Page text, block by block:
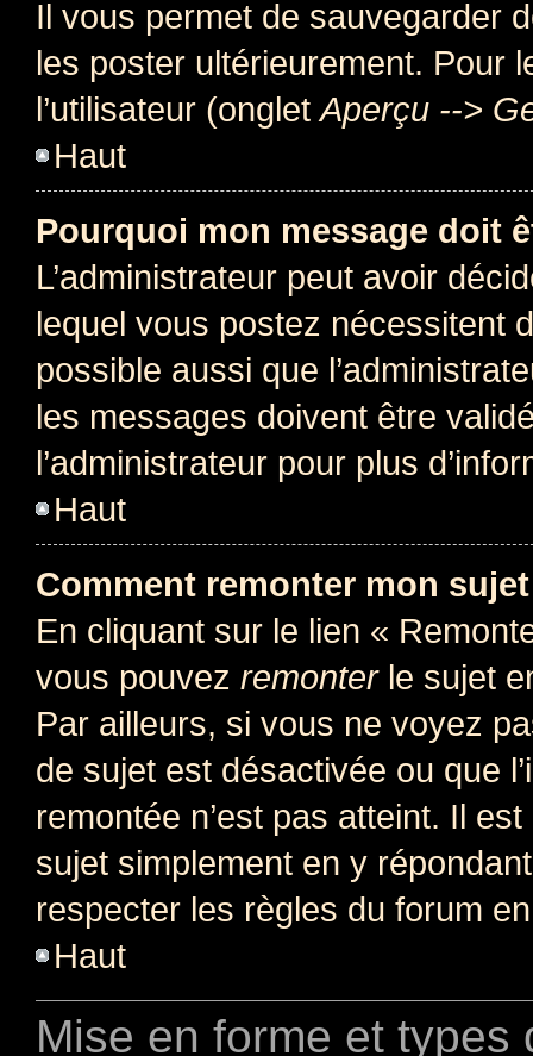
Il vous permet de sauvegarder
les poster ultérieurement. Pour
l’utilisateur (onglet Aperçu -->
Haut
Pourquoi mon message doit
L’administrateur peut avoir
lequel vous postez nécessitent
possible aussi que
les messages doivent être
l’administrateur pour plus
Haut
Comment remonter mon
En cliquant sur le lien «
vous pouvez remonterle sujet
Par ailleurs, si vous ne voyez
de sujet est désactivée ou que
remontée n’est pas atteint. Il
sujet simplement en y
respecter les règles du forum
Haut
Mise en forme et types